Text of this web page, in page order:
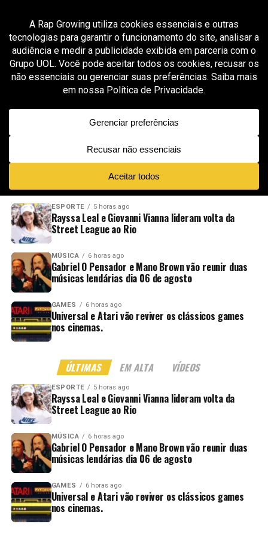
All posts tagged "ZieZie"
GROOVER X RAP GROWING 2 meses ago
A!MS reúne ZieZie, Ramz, Liilz e Brodie em
“Wait What”, faixa aprovada pela curadoria da
Rap Growing
NOVIDADES EM ALTA VÍDEOS
ESPORTE 5 horas ago
Rayssa Leal e Giovanni Vianna lideram volta da
Street League ao Rio
MÚSICA 6 horas ago
Gabriel O Pensador e Mano Brown vão reunir duas
músicas lendárias dia 06 de agosto
GAMES 6 horas ago
Universal e Atari vão reviver os clássicos games
nos cinemas.
ÚLTIMAS EM ALTA VÍDEOS
ESPORTE 5 horas ago
Rayssa Leal e Giovanni Vianna lideram volta da
Street League ao Rio
MÚSICA 6 horas ago
Gabriel O Pensador e Mano Brown vão reunir duas
músicas lendárias dia 06 de agosto
GAMES 6 horas ago
Universal e Atari vão reviver os clássicos games
nos cinemas.